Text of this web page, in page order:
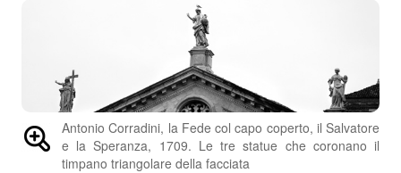
Antonio Corradini, la Fede col capo coperto, il Salvatore
e la Speranza, 1709. Le tre statue che coronano il
timpano triangolare della facciata